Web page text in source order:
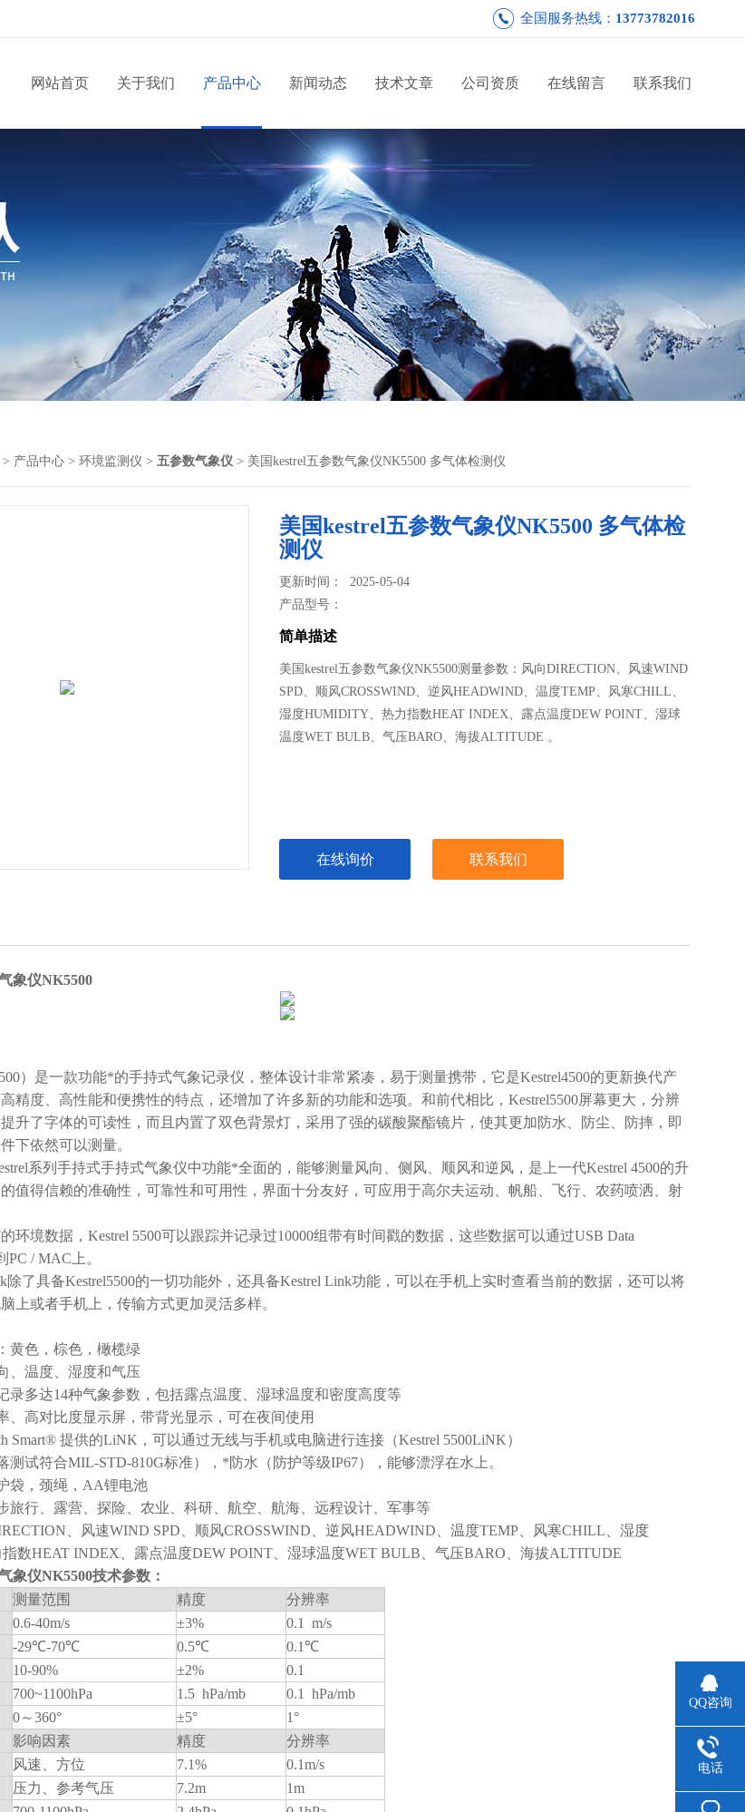
全国服务热线： 13773782016
网站首页 关于我们 产品中心 新闻动态 技术文章 公司资质 在线留言 联系我们
> 产品中心 > 环境监测仪 > 五参数气象仪 > 美国kestrel五参数气象仪NK5500 多气体检测仪
美国kestrel五参数气象仪NK5500 多气体检
测仪
更新时间： 2025-05-04
产品型号：
简单描述
美国kestrel五参数气象仪NK5500测量参数：风向DIRECTION、风速WIND
SPD、顺风CROSSWIND、逆风HEADWIND、温度TEMP、风寒CHILL、
湿度HUMIDITY、热力指数HEAT INDEX、露点温度DEW POINT、湿球
温度WET BULB、气压BARO、海拔ALTITUDE 。
在线询价 联系我们
象仪NK5500
） 是一款功能*的手持式气象记录仪，整体设计非常紧凑，易于测量携带，它是Kestrel4500的更新换代产
精度、高性能和便携性的特点，还增加了许多新的功能和选项。和前代相比，Kestrel5500屏幕更大，分辨
升了字体的可读性，而且内置了双色背景灯，采用了强的碳酸聚酯镜片，使其更加防水、防尘、防摔，即
下依然可以测量。
系列手持式手持式气象仪中功能*全面的，能够测量风向、侧风、顺风和逆风，是上一代Kestrel 4500的升
值得信赖的准确性，可靠性和可用性，界面十分友好，可应用于高尔夫运动、帆船、飞行、农药喷洒、射
环境数据，Kestrel 5500可以跟踪并记录过10000组带有时间戳的数据，这些数据可以通过USB Data
PC / MAC上。
除了具备Kestrel5500的一切功能外，还具备Kestrel Link功能，可以在手机上实时查看当前的数据，还可以将
上或者手机上，传输方式更加灵活多样。
黄色，棕色，橄榄绿
、温度、湿度和气压
录多达14种气象参数，包括露点温度、湿球温度和密度高度等
、高对比度显示屏，带背光显示，可在夜间使用
Smart® 提供的LiNK，可以通过无线与手机或电脑进行连接（Kestrel 5500LiNK）
试符合MIL-STD-810G标准），*防水（防护等级IP67），能够漂浮在水上。
袋，颈绳，AA锂电池
旅行、露营、探险、农业、科研、航空、航海、远程设计、军事等
、风速WIND SPD、顺风CROSSWIND、逆风HEADWIND、温度TEMP、风寒CHILL、湿度
数HEAT INDEX、露点温度DEW POINT、湿球温度WET BULB、气压BARO、海拔ALTITUDE
象仪NK5500技术参数：
测量范围 精度
分辨率
0.6-40m/s ±3%
0.1 m/s
-29℃-70℃ 0.5℃
0.1℃
10-90% ±2%
0.1
700~1100hPa 1.5 hPa/mb
0.1 hPa/mb
0～360° ±5°
1°
影响因素 精度
分辨率
风速、方位 7.1%
0.1m/s
压力、参考气压 7.2m
1m
QQ咨询
电话